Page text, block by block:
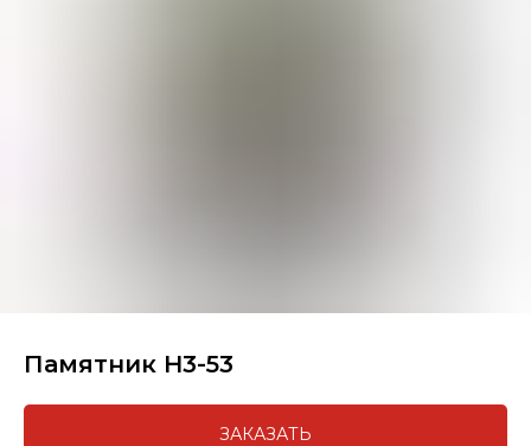
Памятник H3-53
ЗАКАЗАТЬ